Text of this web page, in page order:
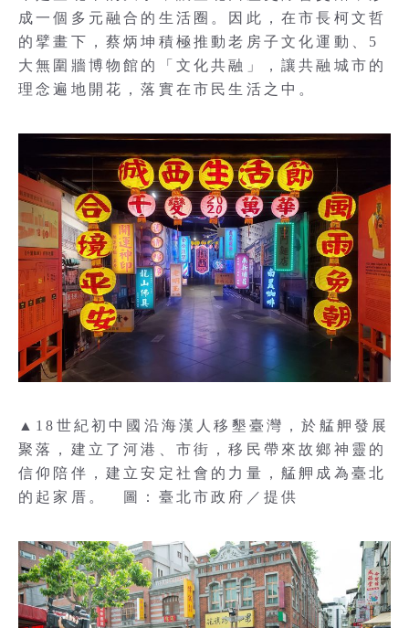
成一個多元融合的生活圈。因此，在市長柯文哲
的擘畫下，蔡炳坤積極推動老房子文化運動、5
大無圍牆博物館的「文化共融」，讓共融城市的
理念遍地開花，落實在市民生活之中。
▲18世紀初中國沿海漢人移墾臺灣，於艋舺發展
聚落，建立了河港、市街，移民帶來故鄉神靈的
信仰陪伴，建立安定社會的力量，艋舺成為臺北
的起家厝。 圖：臺北市政府／提供